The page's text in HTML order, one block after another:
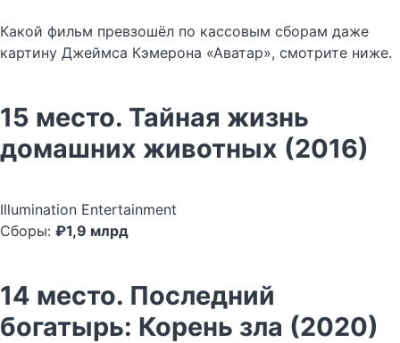
Какой фильм превзошёл по кассовым сборам даже
картину Джеймса Кэмерона «Аватар», смотрите ниже.
15 место. Тайная жизнь
домашних животных (2016)
Illumination Entertainment
Сборы: ₽1,9 млрд
14 место. Последний
богатырь: Корень зла (2020)